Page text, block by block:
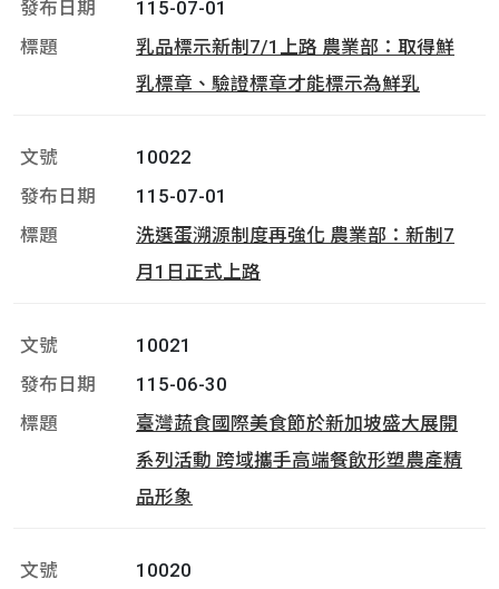
115-07-01
乳品標示新制7/1上路 農業部：取得鮮
乳標章、驗證標章才能標示為鮮乳
10022
115-07-01
洗選蛋溯源制度再強化 農業部：新制7
月1日正式上路
10021
115-06-30
臺灣蔬食國際美食節於新加坡盛大展開
系列活動 跨域攜手高端餐飲形塑農產精
品形象
10020